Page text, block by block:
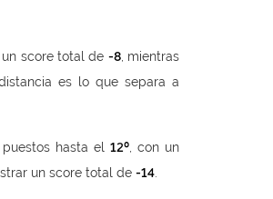
score total de -8, mientras
es lo que separa a
puestos hasta el12º , con un
un score total de -14